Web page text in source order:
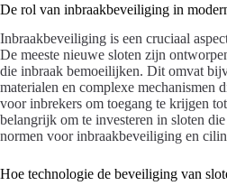
De rol van inbraakbeveiliging in
Inbraakbeveiliging is een cruciaal
De meeste nieuwe sloten zijn
die inbraak bemoeilijken. Dit omvat
materialen en complexe mechanismen
voor inbrekers om toegang te krijgen
belangrijk om te investeren in sloten
normen voor inbraakbeveiliging en
Hoe technologie de beveiliging van